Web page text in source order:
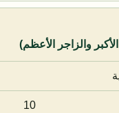
والزاجر الأعظم)
10